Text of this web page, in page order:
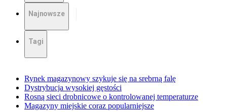
Najnowsze
Tagi
Rynek magazynowy szykuje się na srebrną falę
Dystrybucja wysokiej gęstości
Rosną sieci drobnicowe o kontrolowanej temperaturze
Magazyny miejskie coraz popularniejsze